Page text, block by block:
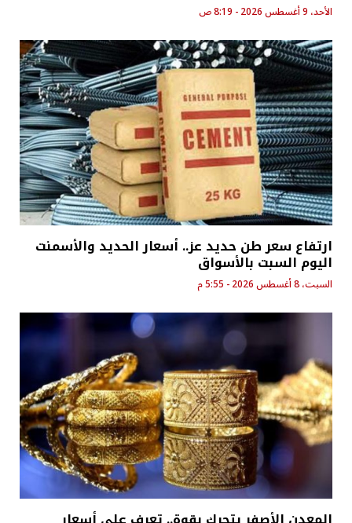
الأحد، 9 أغسطس 2026 - 8:19 ص
ارتفاع سعر طن حديد عز.. أسعار الحديد والأسمنت
اليوم السبت بالأسواق
السبت، 8 أغسطس 2026 - 5:55 م